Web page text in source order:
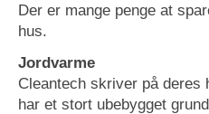
Der er mange penge at
hus.
Jordvarme
Cleantech skriver på deres
har et stort ubebygget